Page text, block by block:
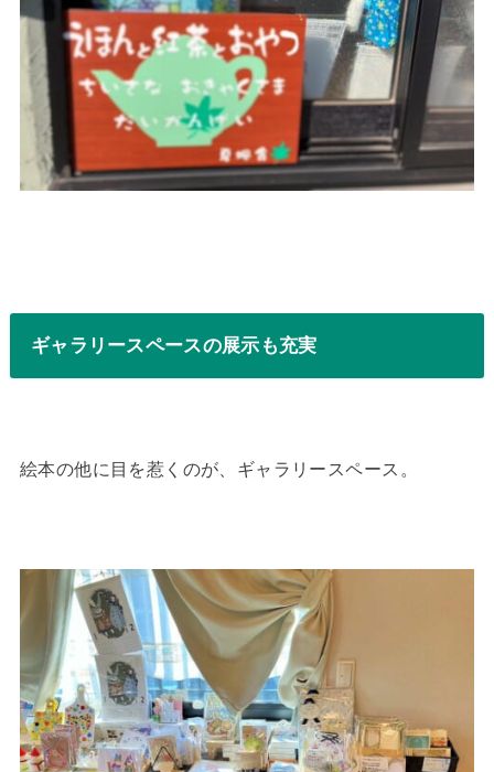
ギャラリースペースの展示も充実
絵本の他に目を惹くのが、ギャラリースペース。